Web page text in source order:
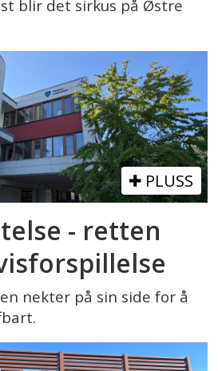
blir det sirkus på Østre
PLUSS
- retten
nekter på sin side for å